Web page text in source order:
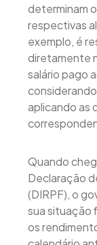
determinam
respectivas
exemplo, é
diretamente
salário pago
aplicando as
Quando
Declaração
(DIRPF), o
sua situação
os